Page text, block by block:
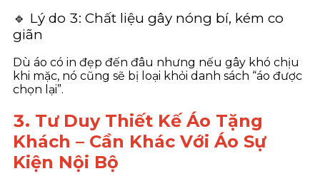
🔹 Lý do 3: Chất liệu gây nóng bí, kém co
giãn
Dù áo có in đẹp đến đâu nhưng nếu gây khó chịu
khi mặc, nó cũng sẽ bị loại khỏi danh sách “áo được
chọn lại”.
3. Tư Duy Thiết Kế Áo Tặng
Khách – Cần Khác Với Áo Sự
Kiện Nội Bộ